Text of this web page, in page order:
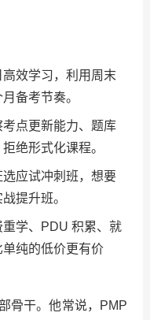
效学习，利用周末
备考节奏。
点更新能力、题库
绝形式化课程。
应试冲刺班，想要
提升班。
学、PDU 积累、就
纯的低价更有价
骨干。他常说，PMP